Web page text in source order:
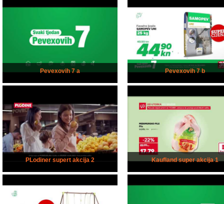
Pevexovih 7 a Pevexovih 7 b
PLodiner supert akcija 2 Kaufland super akcija 1